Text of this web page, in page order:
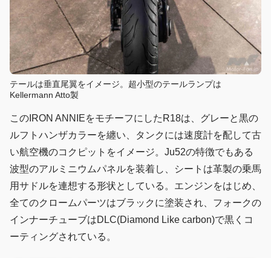
テールは垂直尾翼をイメージ。超小型のテールランプは
Kellermann Atto製
このIRON ANNIEをモチーフにしたR18は、グレーと黒の
ルフトハンザカラーを纏い、タンクには速度計を配して古
い航空機のコクピットをイメージ。Ju52の特徴でもある
波型のアルミニウムパネルを装着し、シートは革製の乗馬
用サドルを連想する形状としている。エンジンをはじめ、
全てのクロームパーツはブラックに塗装され、フォークの
インナーチューブはDLC(Diamond Like carbon)で黒くコ
ーティングされている。